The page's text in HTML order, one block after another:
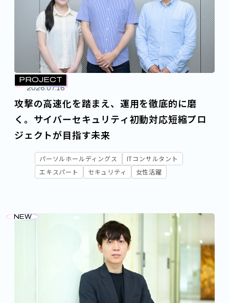
PROJECT
2026.07.16
攻撃の高速化を踏まえ、運用を徹底的に磨
く。サイバーセキュリティ初動対応短縮プロ
ジェクトが目指す未来
パーソルホールディングス
ITコンサルタント
エキスパート
セキュリティ 女性活躍
NEW